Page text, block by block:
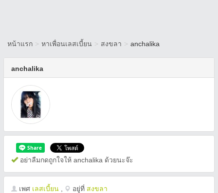
หน้าแรก > หาเพื่อนเลสเบี้ยน > สงขลา > anchalika
anchalika
อย่าลืมกดถูกใจให้ anchalika ด้วยนะจ๊ะ
เพศ เลสเบี้ยน อยู่ที่ สงขลา